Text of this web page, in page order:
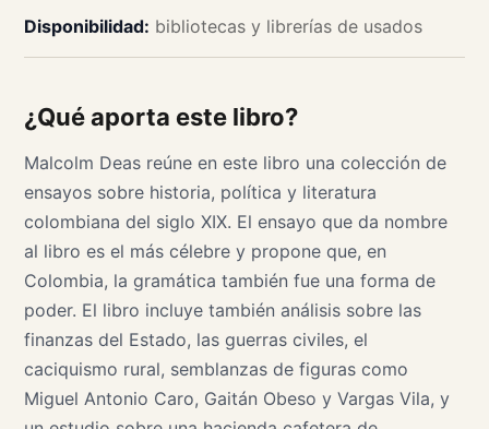
Disponibilidad: bibliotecas y librerías de usados
¿Qué aporta este libro?
Malcolm Deas reúne en este libro una colección de
ensayos sobre historia, política y literatura
colombiana del siglo XIX. El ensayo que da nombre
al libro es el más célebre y propone que, en
Colombia, la gramática también fue una forma de
poder. El libro incluye también análisis sobre las
finanzas del Estado, las guerras civiles, el
caciquismo rural, semblanzas de figuras como
Miguel Antonio Caro, Gaitán Obeso y Vargas Vila, y